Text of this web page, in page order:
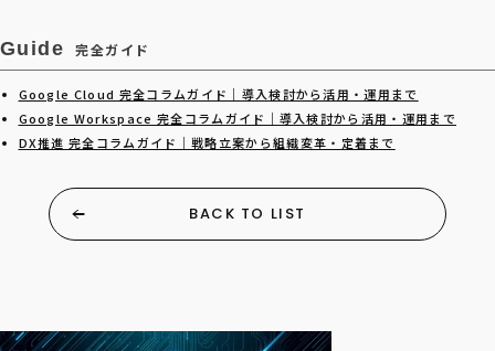
Guide 完全ガイド
Google Cloud 完全コラムガイド｜導入検討から活用・運用まで
Google Workspace 完全コラムガイド｜導入検討から活用・運用まで
DX推進 完全コラムガイド｜戦略立案から組織変革・定着まで
BACK TO LIST